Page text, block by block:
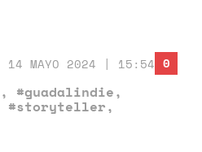
14 MAYO 2024 | 15:54
, #guadalindie,
#storyteller,
0